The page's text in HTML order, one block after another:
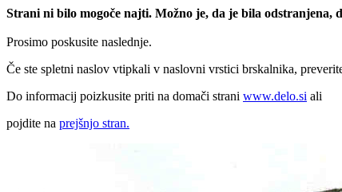
Strani ni bilo mogoče najti. Možno je, da je bila odstranjena,
Prosimo poskusite naslednje.
Če ste spletni naslov vtipkali v naslovni vrstici brskalnika,
Do informacij poizkusite priti na domači strani www.delo.si ali
pojdite na prejšnjo stran.